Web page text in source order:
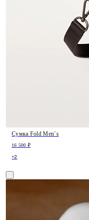
Сумка Fold Men`s
16 500 ₽
+2